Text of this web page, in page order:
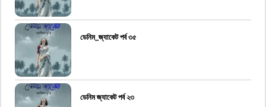
ডেনিম_জ্যাকেট পর্ব ৩৫
ডেনিম জ্যাকেট পর্ব ২৩